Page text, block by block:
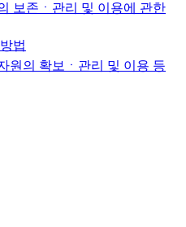
보존ㆍ관리 및 이용에 관한
법
원의 확보ㆍ관리 및 이용 등